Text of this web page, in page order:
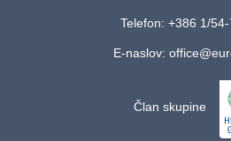
Telefon: +386 1/
E-naslov:
Član skupine